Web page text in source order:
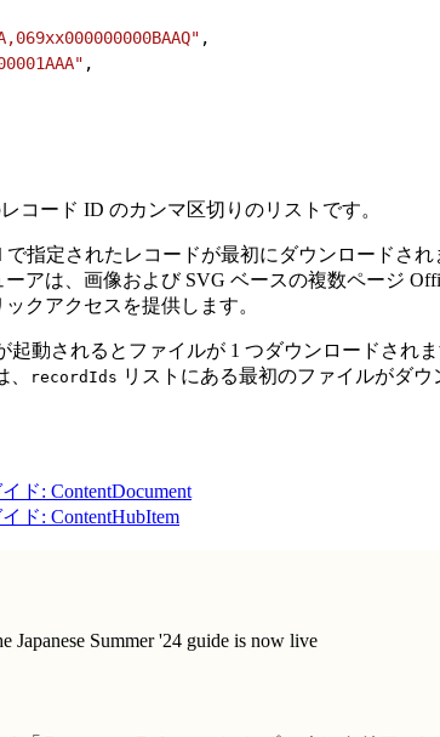
,
,
コード ID のカンマ区切りのリストです。
で指定されたレコードが最初にダウンロードさ
アは、画像および SVG ベースの複数ページ
クアクセスを提供します。
起動されるとファイルが 1 つダウンロードされま
recordIds リストにある最初のファイルがダ
ド: ContentDocument
ド: ContentHubItem
Japanese Summer '24 guide is now live